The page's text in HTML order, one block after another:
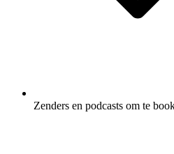
Zenders en podcasts om te